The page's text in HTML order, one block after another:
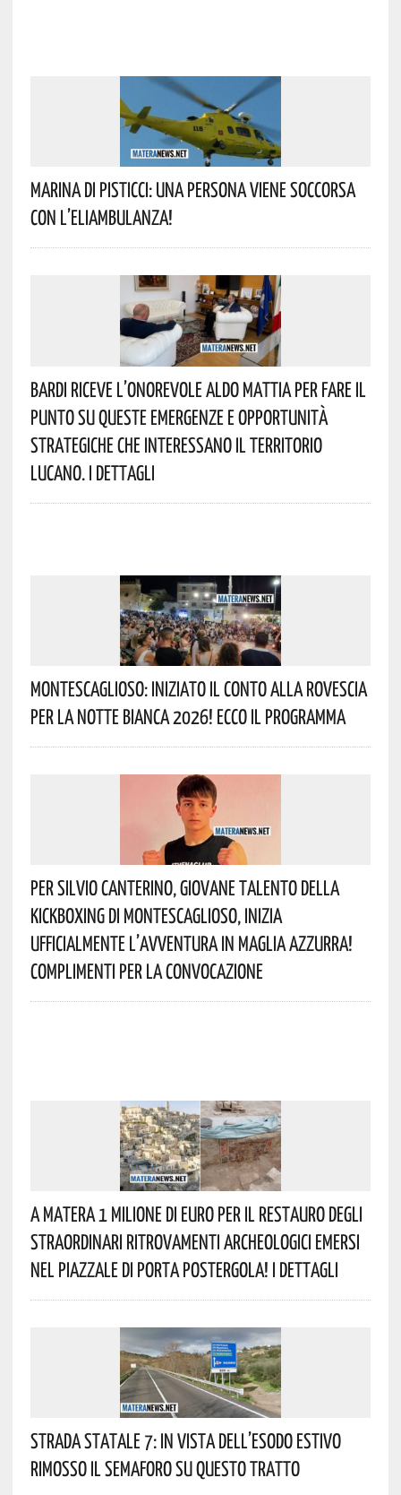
Marina Di Pisticci: Una Persona Viene Soccorsa
Con L’eliambulanza!
Bardi Riceve L’onorevole Aldo Mattia Per Fare Il
Punto Su Queste Emergenze E Opportunità
Strategiche Che Interessano Il Territorio
Lucano. I Dettagli
Montescaglioso: Iniziato Il Conto Alla Rovescia
Per La Notte Bianca 2026! Ecco Il Programma
Per Silvio Canterino, Giovane Talento Della
Kickboxing Di Montescaglioso, Inizia
Ufficialmente L’avventura In Maglia Azzurra!
Complimenti Per La Convocazione
A Matera 1 Milione Di Euro Per Il Restauro Degli
Straordinari Ritrovamenti Archeologici Emersi
Nel Piazzale Di Porta Postergola! I Dettagli
Strada Statale 7: In Vista Dell’esodo Estivo
Rimosso Il Semaforo Su Questo Tratto